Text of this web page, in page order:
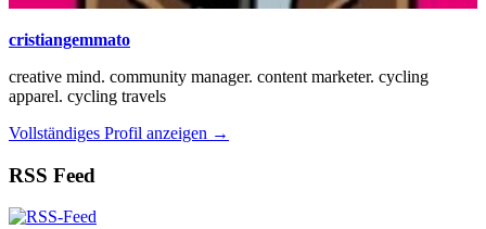
cristiangemmato
creative mind. community manager. content marketer. cycling
apparel. cycling travels
Vollständiges Profil anzeigen →
RSS Feed